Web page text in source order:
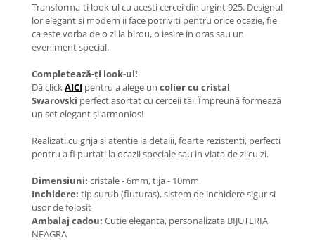
Coliere cu Perle Preciosa
COLIERE ȘNUR REGLABIL
Coliere cu Inimioare
Coliere cu Cruce
Coliere cu Stea
Coliere cu Soare
Coliere cu Zodii
Coliere cu Animale
Coliere cu Molecule
Coliere Diverse
BRĂȚĂRI
Transforma-ti look-ul cu acesti cercei din argint 925. Designul
lor elegant si modern ii face potriviti pentru orice ocazie, fie
ca este vorba de o zi la birou, o iesire in oras sau un
eveniment special.
Completează-ți look-ul!
Dă clickAICI pentru a alege un colier cu cristal
Swarovski perfect asortat cu cerceii tăi. Împreună formează
un set elegant și armonios!
Realizati cu grija si atentie la detalii, foarte rezistenti, perfecti
pentru a fi purtati la ocazii speciale sau in viata de zi cu zi.
Dimensiuni: cristale - 6mm, tija - 10mm
Inchidere: tip surub (fluturas), sistem de inchidere sigur si
usor de folosit
Ambalaj cadou: Cutie eleganta, personalizata BIJUTERIA
NEAGRĂ